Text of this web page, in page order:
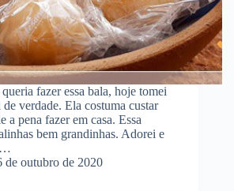
fazer essa bala, hoje tomei
verdade. Ela costuma custar
a pena fazer em casa. Essa
bem grandinhas. Adorei e
de outubro de 2020